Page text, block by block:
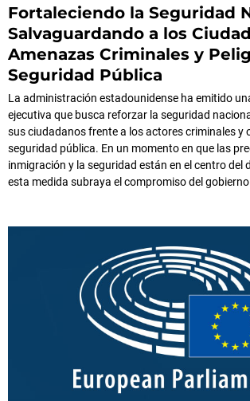
Fortaleciendo la Seguridad
Salvaguardando a los
Amenazas Criminales y
Seguridad Pública
La administración estadounidense ha emitido
ejecutiva que busca reforzar la seguridad
sus ciudadanos frente a los actores criminales y
seguridad pública. En un momento en que las
inmigración y la seguridad están en el centro del
esta medida subraya el compromiso del gobierno